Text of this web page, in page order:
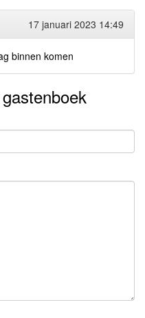
17 januari 2023 14:49
binnen komen